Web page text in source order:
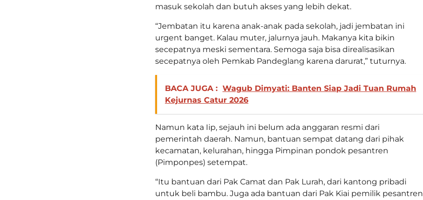
masuk sekolah dan butuh akses yang lebih dekat.
“Jembatan itu karena anak-anak pada sekolah, jadi jembatan ini
urgent banget. Kalau muter, jalurnya jauh. Makanya kita bikin
secepatnya meski sementara. Semoga saja bisa direalisasikan
secepatnya oleh Pemkab Pandeglang karena darurat,” tuturnya.
BACA JUGA : Wagub Dimyati: Banten Siap Jadi Tuan Rumah
Kejurnas Catur 2026
Namun kata Iip, sejauh ini belum ada anggaran resmi dari
pemerintah daerah. Namun, bantuan sempat datang dari pihak
kecamatan, kelurahan, hingga Pimpinan pondok pesantren
(Pimponpes) setempat.
“Itu bantuan dari Pak Camat dan Pak Lurah, dari kantong pribadi
untuk beli bambu. Juga ada bantuan dari Pak Kiai pemilik pesantren